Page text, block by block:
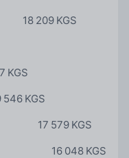
18 209 KGS
KGS
546 KGS
17 579 KGS
16 048 KGS